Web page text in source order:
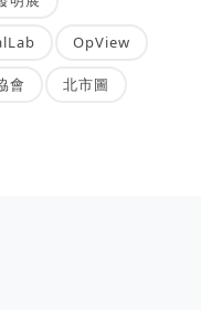
OpView
會 北市圖